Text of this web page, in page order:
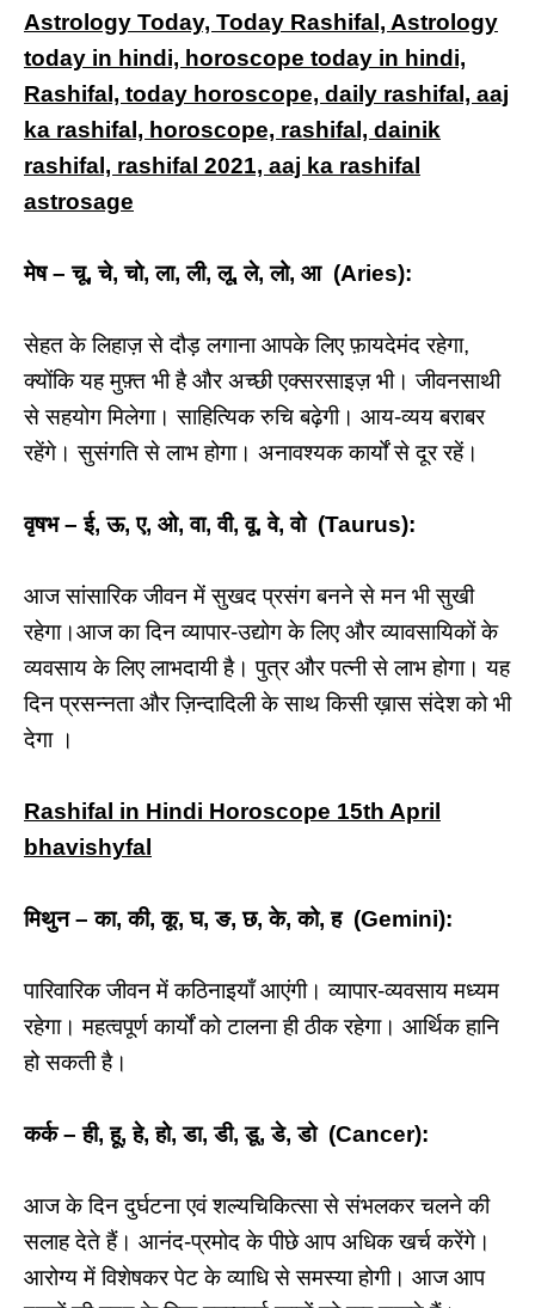
Astrology Today, Today Rashifal, Astrology
today in hindi, horoscope today in hindi,
Rashifal, today horoscope, daily rashifal, aaj
ka rashifal, horoscope, rashifal, dainik
rashifal, rashifal 2021, aaj ka rashifal
astrosage
मेष – चू, चे, चो, ला, ली, लू, ले, लो, आ (Aries):
सेहत के लिहाज़ से दौड़ लगाना आपके लिए फ़ायदेमंद रहेगा,
क्योंकि यह मुफ़्त भी है और अच्छी एक्सरसाइज़ भी। जीवनसाथी
से सहयोग मिलेगा। साहित्यिक रुचि बढ़ेगी। आय-व्यय बराबर
रहेंगे। सुसंगति से लाभ होगा। अनावश्यक कार्यों से दूर रहें।
वृषभ – ई, ऊ, ए, ओ, वा, वी, वू, वे, वो (Taurus):
आज सांसारिक जीवन में सुखद प्रसंग बनने से मन भी सुखी
रहेगा।आज का दिन व्यापार-उद्योग के लिए और व्यावसायिकों के
व्यवसाय के लिए लाभदायी है। पुत्र और पत्नी से लाभ होगा। यह
दिन प्रसन्नता और ज़िन्दादिली के साथ किसी ख़ास संदेश को भी
देगा ।
Rashifal in Hindi Horoscope 15th April
bhavishyfal
मिथुन – का, की, कू, घ, ङ, छ, के, को, ह (Gemini):
पारिवारिक जीवन में कठिनाइयाँ आएंगी। व्यापार-व्यवसाय मध्यम
रहेगा। महत्वपूर्ण कार्यों को टालना ही ठीक रहेगा। आर्थिक हानि
हो सकती है।
कर्क – ही, हू, हे, हो, डा, डी, डू, डे, डो (Cancer):
आज के दिन दुर्घटना एवं शल्यचिकित्सा से संभलकर चलने की
सलाह देते हैं। आनंद-प्रमोद के पीछे आप अधिक खर्च करेंगे।
आरोग्य में विशेषकर पेट के व्याधि से समस्या होगी। आज आप